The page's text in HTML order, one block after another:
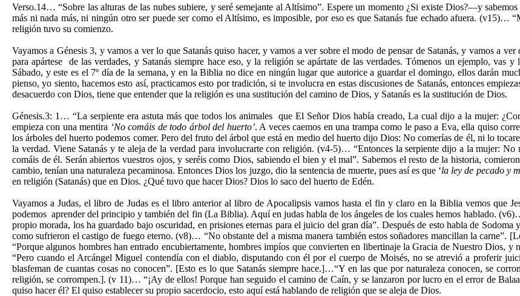
Verso.14… “Sobre las alturas de las nubes subiere, y seré semejante al Altísimo”. Espere un momento ¿Si existe Dios?—y
más ni nada más, ni ningún otro ser puede ser como el Altísimo, es imposible, por eso es que Satanás fue echado afuera. (v15)…
religión tuvo su comienzo.
Vayamos a Génesis 3, y vamos a ver lo que Satanás quiso hacer, y vamos a ver sobre el modo de pensar de Satanás, y vamos a
para apártese de las verdades, y Satanás siempre hace eso, y la religión se apártate de las verdades. Tómenos un ejemplo,
Sábado, y este es el 7º día de la semana, y en la Biblia no dice en ningún lugar que autorice a guardar el domingo, ellos darán
pienso, yo siento, hacemos esto así, practicamos esto por tradición, si te involucra en estas discusiones de Satanás, entonces
desacuerdo con Dios, tiene que entender que la religión es una sustitución del camino de Dios, y Satanás es la sustitución de Dios.
Génesis.3: 1… “La serpiente era astuta más que todos los animales que El Señor Dios había creado, La cual dijo a la mujer:
empieza con una mentira ‘No comáis de todo árbol del huerto’. A veces caemos en una trampa como le paso a Eva, ella quiso
los árboles del huerto podemos comer. Pero del fruto del árbol que está en medio del huerto dijo Dios: No comerías de él, ni lo
la verdad. Viene Satanás y te aleja de la verdad para involucrarte con religión. (v4-5)… “Entonces la serpiente dijo a la mujer:
comáis de él. Serán abiertos vuestros ojos, y seréis como Dios, sabiendo el bien y el mal”. Sabemos el resto de la historia,
cambio, tenían una naturaleza pecaminosa. Entonces Dios los juzgo, dio la sentencia de muerte, pues así es que ‘la ley de pecado y
en religión (Satanás) que en Dios. ¿Qué tuvo que hacer Dios? Dios lo saco del huerto de Edén.
Vayamos a Judas, el libro de Judas es el libro anterior al libro de Apocalipsis vamos hasta el fin y claro en la Biblia vemos que
podemos aprender del principio y también del fin (La Biblia). Aquí en judas habla de los ángeles de los cuales hemos hablado.
propio morada, los ha guardado bajo oscuridad, en prisiones eternas para el juicio del gran día”. Después de esto habla de
como sufrieron el castigo de fuego eterno. (v8)… “No obstante del a misma manera también estos soñadores mancillan la carne”.
“Porque algunos hombres han entrado encubiertamente, hombres impíos que convierten en libertinaje la Gracia de Nuestro Dios,
“Pero cuando el Arcángel Miguel contendía con el diablo, disputando con él por el cuerpo de Moisés, no se atrevió a proferir
blasfeman de cuantas cosas no conocen”. [Esto es lo que Satanás siempre hace.]…“Y en las que por naturaleza conocen, se
religión, se corrompen.]. (v 11)… “¡Ay de ellos! Porque han seguido el camino de Caín, y se lanzaron por lucro en el error de
quiso hacer él? El quiso establecer su propio sacerdocio, esto aquí está hablando de religión que se aleja de Dios.